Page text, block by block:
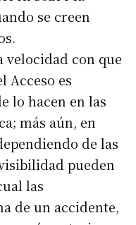
se creen
velocidad con que
Acceso es
lo hacen en las
más aún, en
de las
pueden
las
de un accidente,